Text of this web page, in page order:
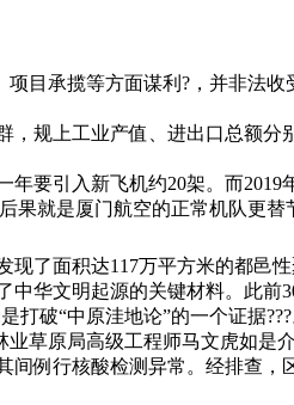
承揽等方面谋利?，并非法收受
规上工业产值、进出口总额分
要引入新飞机约20架。而2019
果就是厦门航空的正常机队更替
了面积达117万平方米的都邑性
华文明起源的关键材料。此前
破“中原洼地论”的一个证据???
草原局高级工程师马文虎如是介
间例行核酸检测异常。经排查，